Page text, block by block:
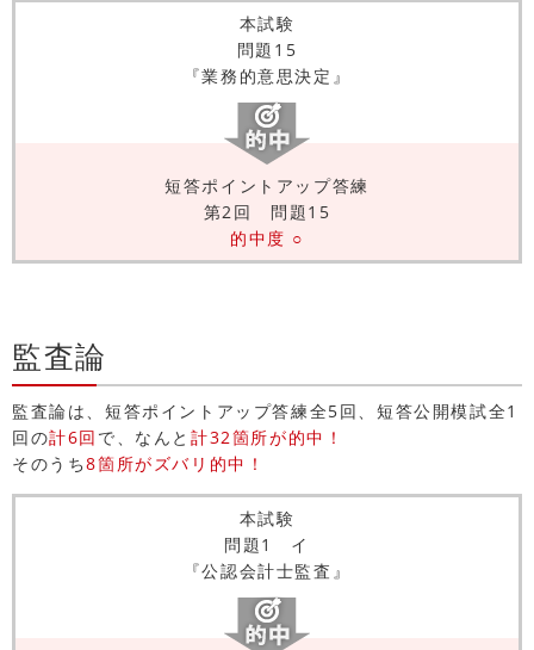
本試験
問題15
『業務的意思決定』
短答ポイントアップ答練
第2回 問題15
的中度 ○
監査論
監査論は、短答ポイントアップ答練全5回、短答公開模試全1
回の計6回 で、なんと計32箇所が的中！
そのうち8箇所がズバリ的中！
本試験
問題1 イ
『公認会計士監査』